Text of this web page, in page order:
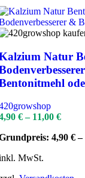
Natur
€– 11,00 €
4,90 €–
MwSt.